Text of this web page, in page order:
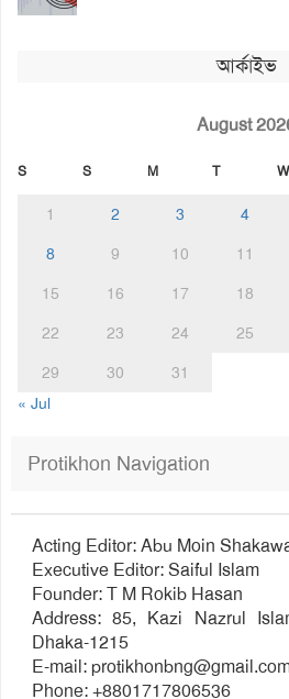
আর্কাইভ
August
S S M T W
1 2 3 4
8
9 10 11
15
16 17 18
22
23 24 25
29
30
31
« Jul
Protikhon Navigation
Acting Editor: Abu Moin
Executive Editor: Saiful Islam
Founder: T M Rokib Hasan
Address: 85, Kazi Nazrul
Dhaka-1215
E-mail:
Phone: +8801717806536